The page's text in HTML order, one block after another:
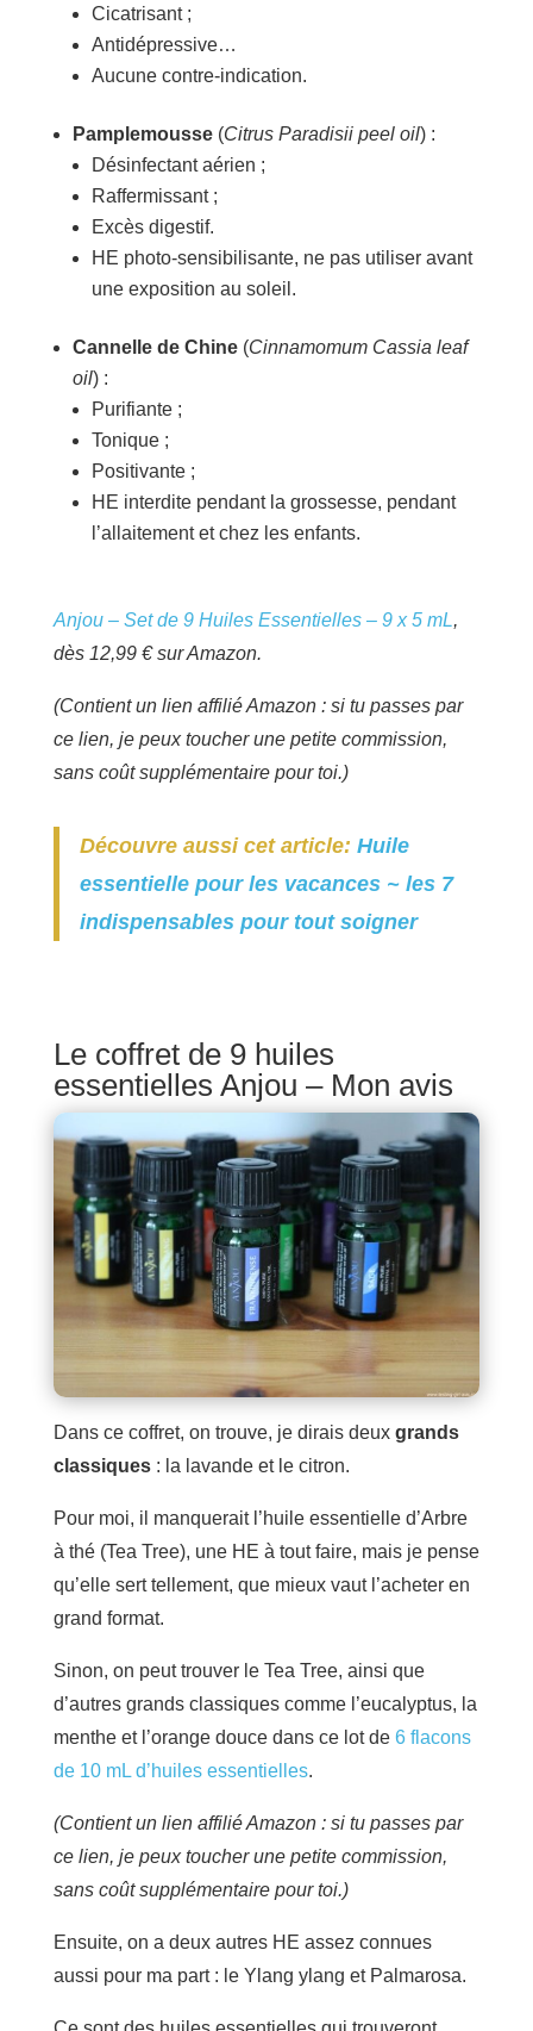
Cicatrisant ;
Antidépressive…
Aucune contre-indication.
Pamplemousse (Citrus Paradisii peel oil) :
Désinfectant aérien ;
Raffermissant ;
Excès digestif.
HE photo-sensibilisante, ne pas utiliser avant
une exposition au soleil.
Cannelle de Chine(Cinnamomum Cassia leaf
oil) :
Purifiante ;
Tonique ;
Positivante ;
HE interdite pendant la grossesse, pendant
l’allaitement et chez les enfants.
Anjou – Set de 9 Huiles Essentielles – 9 x 5 mL,
dès 12,99 € sur Amazon.
(Contient un lien affilié Amazon : si tu passes par
ce lien, je peux toucher une petite commission,
sans coût supplémentaire pour toi.)
Découvre aussi cet article:Huile
essentielle pour les vacances ~ les 7
indispensables pour tout soigner
Le coffret de 9 huiles
essentielles Anjou – Mon avis
Dans ce coffret, on trouve, je dirais deux grands
classiques : la lavande et le citron.
Pour moi, il manquerait l’huile essentielle d’Arbre
à thé (Tea Tree), une HE à tout faire, mais je pense
qu’elle sert tellement, que mieux vaut l’acheter en
grand format.
Sinon, on peut trouver le Tea Tree, ainsi que
d’autres grands classiques comme l’eucalyptus, la
menthe et l’orange douce dans ce lot de 6 flacons
de 10 mL d’huiles essentielles.
(Contient un lien affilié Amazon : si tu passes par
ce lien, je peux toucher une petite commission,
sans coût supplémentaire pour toi.)
Ensuite, on a deux autres HE assez connues
aussi pour ma part : le Ylang ylang et Palmarosa.